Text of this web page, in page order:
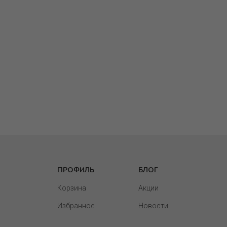
ПРОФИЛЬ
Корзина
Избранное
БЛОГ
Акции
Новости